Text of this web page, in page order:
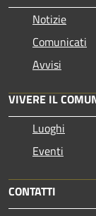
Notizie
Comunicati
Avvisi
VIVERE IL
Luoghi
Eventi
CONTATTI